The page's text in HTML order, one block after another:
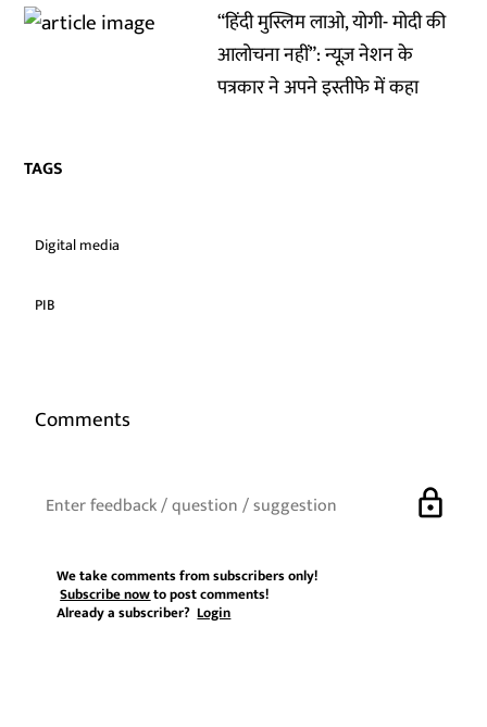
“हिंदी मुस्लिम लाओ, योगी- मोदी की
आलोचना नहीं”: न्यूज़ नेशन के
पत्रकार ने अपने इस्तीफे में कहा
TAGS
Digital media
PIB
Comments
lock
We take comments from subscribers only!
Subscribe nowto post comments!
Already a subscriber?Login